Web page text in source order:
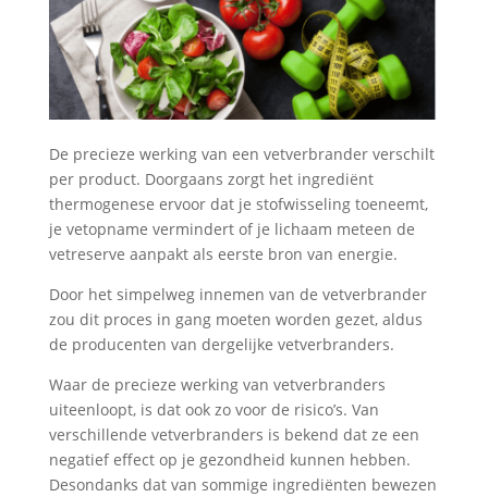
De precieze werking van een vetverbrander verschilt
per product. Doorgaans zorgt het ingrediënt
thermogenese ervoor dat je stofwisseling toeneemt,
je vetopname vermindert of je lichaam meteen de
vetreserve aanpakt als eerste bron van energie.
Door het simpelweg innemen van de vetverbrander
zou dit proces in gang moeten worden gezet, aldus
de producenten van dergelijke vetverbranders.
Waar de precieze werking van vetverbranders
uiteenloopt, is dat ook zo voor de risico’s. Van
verschillende vetverbranders is bekend dat ze een
negatief effect op je gezondheid kunnen hebben.
Desondanks dat van sommige ingrediënten bewezen